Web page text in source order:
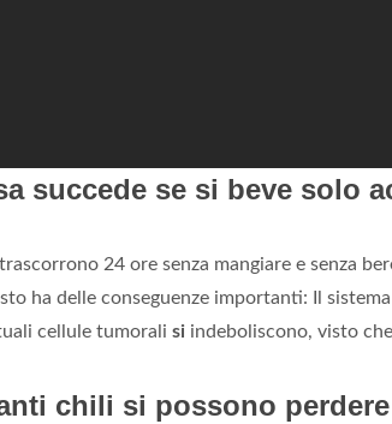
succede se si beve solo
trascorrono 24 ore senza mangiare e senza
ha delle conseguenze importanti: Il
cellule tumorali si indeboliscono, visto
chili si possono